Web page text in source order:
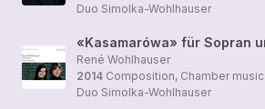
Duo Simolka-Wohlhauser
René Wohlhauser
2014 Composition, Chamber music
Duo Simolka-Wohlhauser